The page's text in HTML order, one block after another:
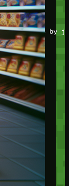
other news by